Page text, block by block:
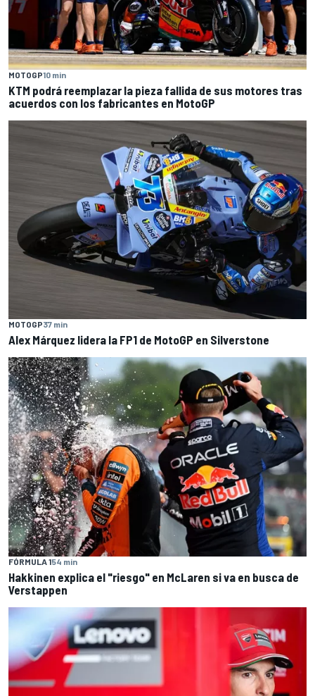
MOTOGP10 min
KTM podrá reemplazar la pieza fallida de sus motores tras
acuerdos con los fabricantes en MotoGP
MOTOGP37 min
Alex Márquez lidera la FP1 de MotoGP en Silverstone
FÓRMULA 154 min
Hakkinen explica el "riesgo" en McLaren si va en busca de
Verstappen